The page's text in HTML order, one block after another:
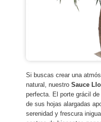
Si buscas crear una
natural, nuestroSauce
perfecta. El porte grácil
de sus hojas alargadas
serenidad y frescura